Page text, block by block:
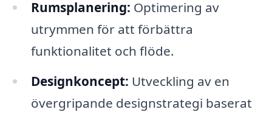
Rumsplanering: Optimering av
utrymmen för att förbättra
funktionalitet och flöde.
Designkoncept: Utveckling av en
övergripande designstrategi baserat